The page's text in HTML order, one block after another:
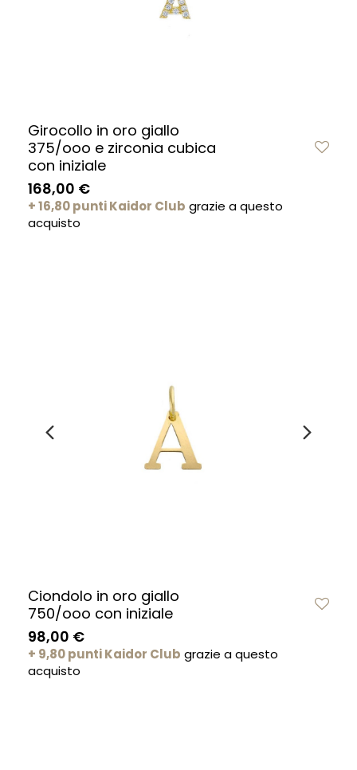
Girocollo in oro giallo
375/ooo e zirconia cubica
con iniziale
168,00 €
+ 16,80 punti Kaidor Club grazie a questo
acquisto
Ciondolo in oro giallo
750/ooo con iniziale
98,00 €
+ 9,80 punti Kaidor Club grazie a questo
acquisto